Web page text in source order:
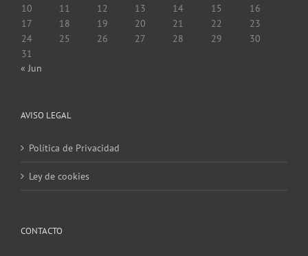
10
11 12 13 14 15
16
17
18 19 20 21 22
23
24
25 26 27 28 29
30
31
« Jun
AVISO LEGAL
Política de Privacidad
Ley de cookies
CONTACTO